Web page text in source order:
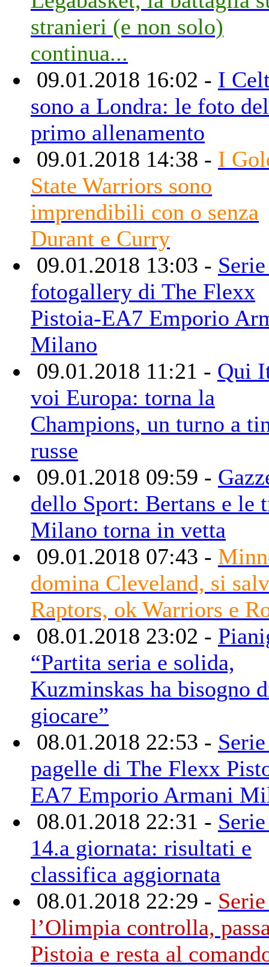
stranieri (e non solo)
continua...
09.01.2018 16:02 - I
sono a Londra: le foto del
primo allenamento
09.01.2018 14:38 - I
State Warriors sono
imprendibili con o senza
Durant e Curry
09.01.2018 13:03 -
fotogallery di The Flexx
Pistoia-EA7 Emporio
Milano
09.01.2018 11:21 - Qui
voi Europa: torna la
Champions, un turno a
russe
09.01.2018 09:59 -
dello Sport: Bertans e le
Milano torna in vetta
09.01.2018 07:43 -
domina Cleveland, si
Raptors, ok Warriors e
08.01.2018 23:02 -
“Partita seria e solida,
Kuzminskas ha bisogno
giocare”
08.01.2018 22:53 -
pagelle di The Flexx
EA7 Emporio Armani
08.01.2018 22:31 -
14.a giornata: risultati e
classifica aggiornata
08.01.2018 22:29 -
l’Olimpia controlla,
Pistoia e resta al